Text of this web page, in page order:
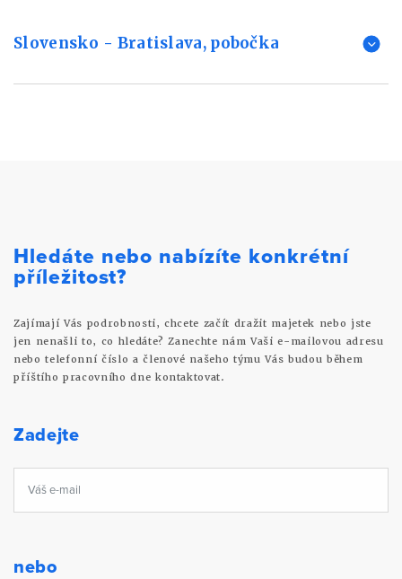
Slovensko - Bratislava, pobočka
Hledáte nebo nabízíte konkrétní
příležitost?
Zajímají Vás podrobnosti, chcete začít dražit majetek nebo jste
jen nenašli to, co hledáte? Zanechte nám Vaši e-mailovou adresu
nebo telefonní číslo a členové našeho týmu Vás budou během
příštího pracovního dne kontaktovat.
Zadejte
nebo